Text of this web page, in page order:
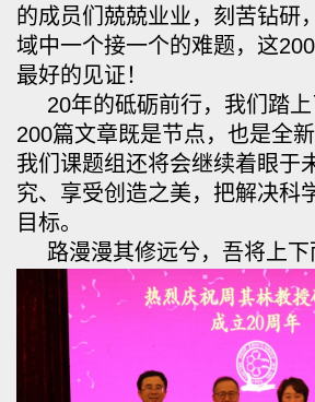
的成员们兢兢业业，刻苦钻研
域中一个接一个的难题，这
最好的见证！
20年的砥砺前行，我们踏上
200篇文章既是节点，也是全新
我们课题组还将会继续着眼于
究、享受创造之美，把解决科
目标。
路漫漫其修远兮，吾将上下